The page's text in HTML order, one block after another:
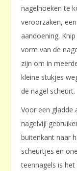
nagelhoeken te
veroorzaken,
aandoening.
vorm van de
zijn om in
kleine stukjes
de nagel scheurt.
Voor een gladde
nagelvijl
buitenkant naar
scheurtjes en
teennagels is